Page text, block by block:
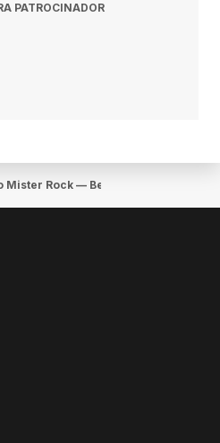
PATROCINADOR
Rock — Belo Horizonte